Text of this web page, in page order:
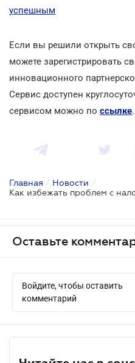
успешным
Если вы решили открыть
можете зарегистрировать
инновационного
Сервис доступен
сервисом можно по ссылке.
Главная / Новости /
Как избежать проблем с
Оставьте
Войдите, чтобы оставить
комментарий